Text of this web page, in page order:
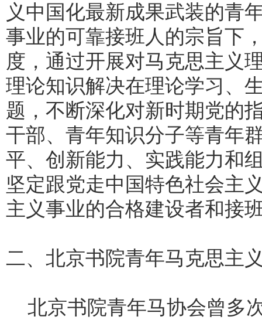
义中国化最新成果武装的青
事业的可靠接班人的宗旨下
度，通过开展对马克思主义
理论知识解决在理论学习、
题，不断深化对新时期党的
干部、青年知识分子等青年
平、创新能力、实践能力和
坚定跟党走中国特色社会主
主义事业的合格建设者和接
二、北京书院青年马克思主
北京书院青年马协会曾多